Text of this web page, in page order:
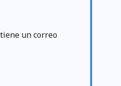
un correo